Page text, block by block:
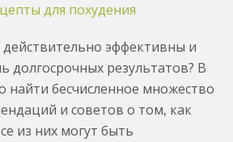
для похудения
эффективны и
долгосрочных результатов? В
бесчисленное множество
и советов о том, как
из них могут быть